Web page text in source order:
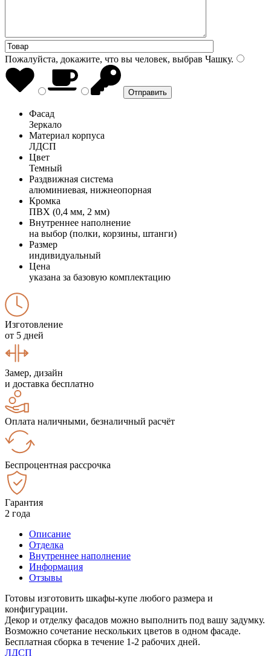
Пожалуйста, докажите, что вы человек, выбрав Чашку.
Фасад
Зеркало
Материал корпуса
ЛДСП
Цвет
Темный
Раздвижная система
алюминиевая, нижнеопорная
Кромка
ПВХ (0,4 мм, 2 мм)
Внутреннее наполнение
на выбор (полки, корзины, штанги)
Размер
индивидуальный
Цена
указана за базовую комплектацию
Изготовление
от 5 дней
Замер, дизайн
и доставка бесплатно
Оплата наличными, безналичный расчёт
Беспроцентная рассрочка
Гарантия
2 года
Описание
Отделка
Внутреннее наполнение
Информация
Отзывы
Готовы изготовить шкафы-купе любого размера и
конфигурации.
Декор и отделку фасадов можно выполнить под вашу задумку.
Возможно сочетание нескольких цветов в одном фасаде.
Бесплатная сборка в течение 1-2 рабочих дней.
ЛДСП